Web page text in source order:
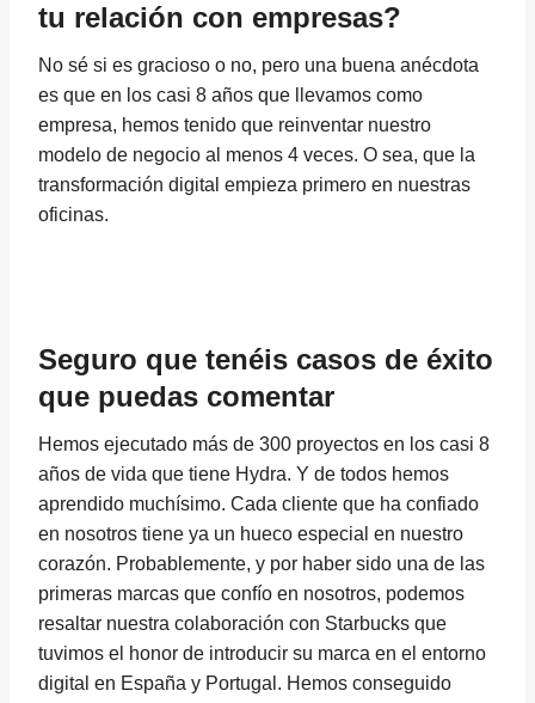
tu relación con empresas?
No sé si es gracioso o no, pero una buena anécdota
es que en los casi 8 años que llevamos como
empresa, hemos tenido que reinventar nuestro
modelo de negocio al menos 4 veces. O sea, que la
transformación digital empieza primero en nuestras
oficinas.
Seguro que tenéis casos de éxito
que puedas comentar
Hemos ejecutado más de 300 proyectos en los casi 8
años de vida que tiene Hydra. Y de todos hemos
aprendido muchísimo. Cada cliente que ha confiado
en nosotros tiene ya un hueco especial en nuestro
corazón. Probablemente, y por haber sido una de las
primeras marcas que confío en nosotros, podemos
resaltar nuestra colaboración con Starbucks que
tuvimos el honor de introducir su marca en el entorno
digital en España y Portugal. Hemos conseguido